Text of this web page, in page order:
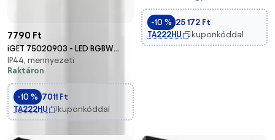
7790 Ft
iGET 75020903 - LED RGBW
Dimmelhető fürdőszobai
mennyezeti lámpa
LED/15W/230V IP54 fehér Wi-Fi
IP44, mennyezeti
Raktáron
-10 % 7011 Ft
TA222HU
kuponkóddal
-10 % 25 172 Ft
TA222HU
kuponkóddal